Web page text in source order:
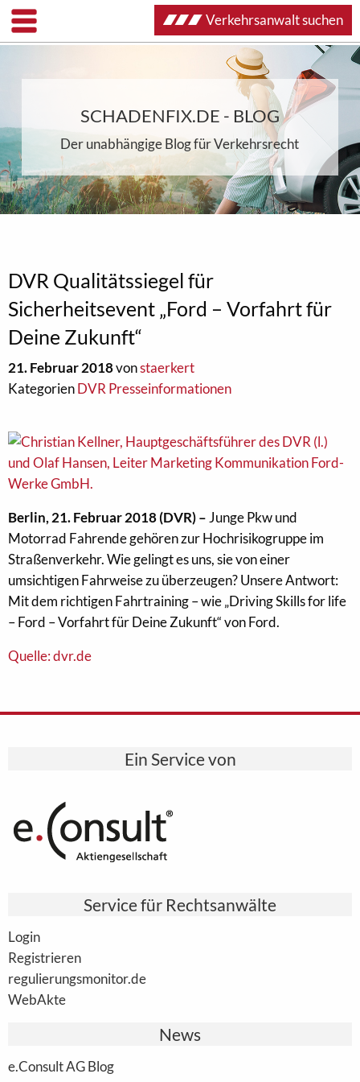
SCHADENFIX.DE - BLOG
Der unabhängige Blog für Verkehrsrecht
DVR Qualitätssiegel für
Sicherheitsevent „Ford – Vorfahrt für
Deine Zukunft“
21. Februar 2018vonstaerkert
KategorienDVR Presseinformationen
Berlin, 21. Februar 2018 (DVR) – Junge Pkw und
Motorrad Fahrende gehören zur Hochrisikogruppe im
Straßenverkehr. Wie gelingt es uns, sie von einer
umsichtigen Fahrweise zu überzeugen? Unsere Antwort:
Mit dem richtigen Fahrtraining – wie „Driving Skills for life
– Ford – Vorfahrt für Deine Zukunft“ von Ford.
Quelle: dvr.de
Ein Service von
Service für Rechtsanwälte
Login
Registrieren
regulierungsmonitor.de
WebAkte
News
e.Consult AG Blog
Verkehrsanwalt suchen